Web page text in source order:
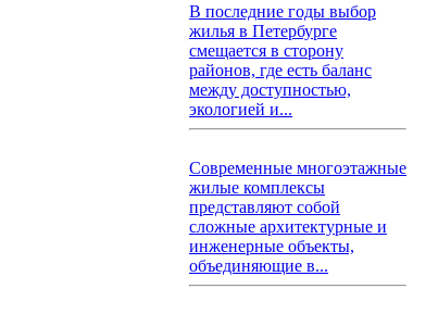
В последние годы выбор
жилья в Петербурге
смещается в сторону
районов, где есть баланс
между доступностью,
экологией и...
Современные многоэтажные
жилые комплексы
представляют собой
сложные архитектурные и
инженерные объекты,
объединяющие в...